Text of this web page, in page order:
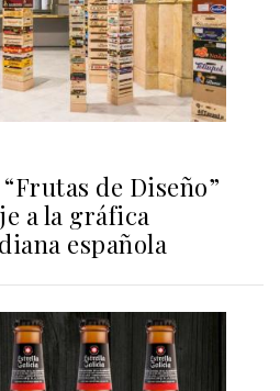
de Diseño”
a la gráfica
española